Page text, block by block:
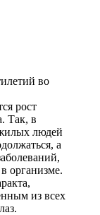
во
рост
Так, в
людей
а
организме.
из всех